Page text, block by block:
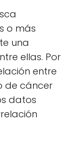
o más
una
ellas. Por
entre
de cáncer
datos